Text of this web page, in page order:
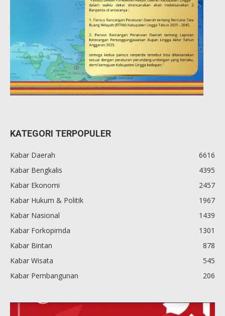
KATEGORI TERPOPULER
Kabar Daerah
6616
Kabar Bengkalis
4395
Kabar Ekonomi
2457
Kabar Hukum & Politik
1967
Kabar Nasional
1439
Kabar Forkopimda
1301
Kabar Bintan
878
Kabar Wisata
545
Kabar Pembangunan
206